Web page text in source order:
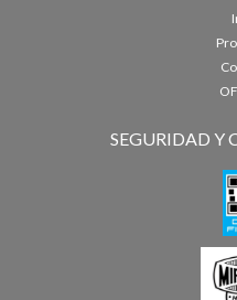
SEGURIDAD Y